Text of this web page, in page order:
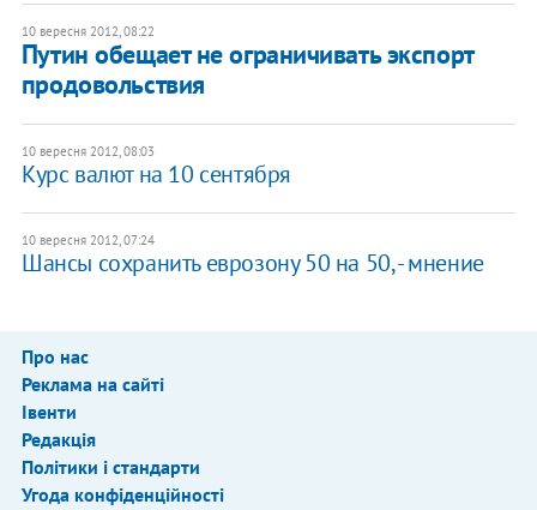
10 вересня 2012, 08:22
Путин обещает не ограничивать экспорт
продовольствия
10 вересня 2012, 08:03
Курс валют на 10 сентября
10 вересня 2012, 07:24
Шансы сохранить еврозону 50 на 50, - мнение
Про нас
Реклама на сайті
Івенти
Редакція
Політики і стандарти
Угода конфіденційності